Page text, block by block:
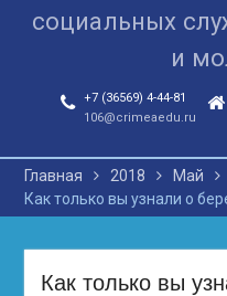
социальных
и
+7 (36569) 4-44-81
106@crimeaedu.ru
Главная 2018 Май
Как только вы узнали о
Как только вы